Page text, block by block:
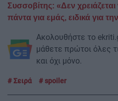
Συσσοβίτης: «Δεν
πάντα για εμάς, ειδικά για
Ακολουθήστε το
μάθετε πρώτοι όλες
και όχι μόνο.
Σειρά spoiler